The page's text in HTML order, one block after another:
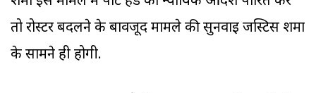
तो रोस्टर बदलने के बावजूद मामले की सुनवाई जस्टिस शर्मा
के सामने ही होगी.